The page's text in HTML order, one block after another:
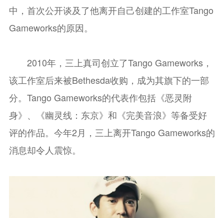
中，首次公开谈及了他离开自己创建的工作室Tango
Gameworks的原因。
2010年，三上真司创立了Tango Gameworks，
该工作室后来被Bethesda收购，成为其旗下的一部
分。Tango Gameworks的代表作包括《恶灵附
身》、《幽灵线：东京》和《完美音浪》等备受好
评的作品。今年2月，三上离开Tango Gameworks的
消息却令人震惊。